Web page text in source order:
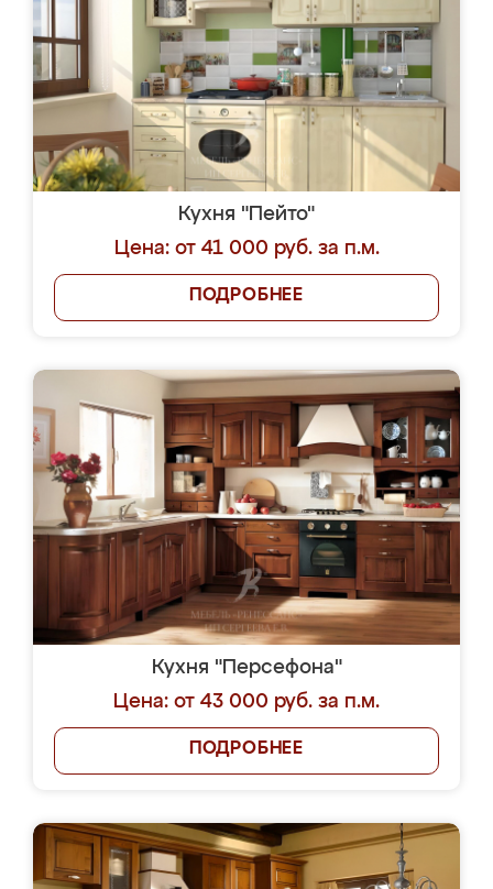
Кухня "Пейто"
Цена: от 41 000 руб. за п.м.
ПОДРОБНЕЕ
Кухня "Персефона"
Цена: от 43 000 руб. за п.м.
ПОДРОБНЕЕ